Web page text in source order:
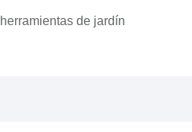
herramientas de jardín